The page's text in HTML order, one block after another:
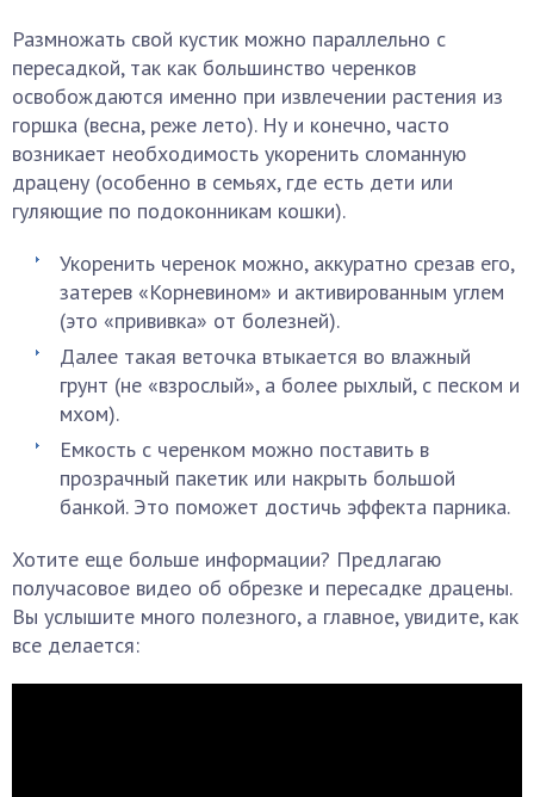
Размножать свой кустик можно параллельно с
пересадкой, так как большинство черенков
освобождаются именно при извлечении растения из
горшка (весна, реже лето). Ну и конечно, часто
возникает необходимость укоренить сломанную
драцену (особенно в семьях, где есть дети или
гуляющие по подоконникам кошки).
Укоренить черенок можно, аккуратно срезав его,
затерев «Корневином» и активированным углем
(это «прививка» от болезней).
Далее такая веточка втыкается во влажный
грунт (не «взрослый», а более рыхлый, с песком и
мхом).
Емкость с черенком можно поставить в
прозрачный пакетик или накрыть большой
банкой. Это поможет достичь эффекта парника.
Хотите еще больше информации? Предлагаю
получасовое видео об обрезке и пересадке драцены.
Вы услышите много полезного, а главное, увидите, как
все делается: